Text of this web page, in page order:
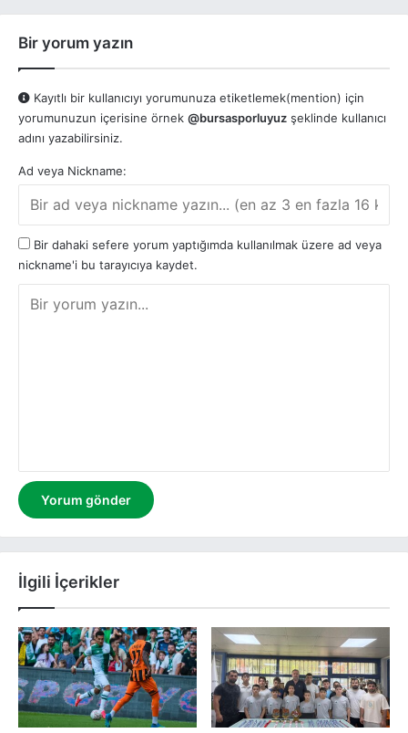
Bir yorum yazın
Kayıtlı bir kullanıcıyı yorumunuza etiketlemek(mention) için
yorumunuzun içerisine örnek @bursasporluyuz şeklinde kullanıcı
adını yazabilirsiniz.
Ad veya Nickname:
Bir dahaki sefere yorum yaptığımda kullanılmak üzere ad veya
nickname'i bu tarayıcıya kaydet.
İlgili İçerikler